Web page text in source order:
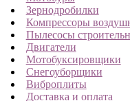
Зернодробилки
Компрессоры
Пылесосы
Двигатели
Мотобуксировщики
Снегоуборщики
Виброплиты
Доставка и оплата